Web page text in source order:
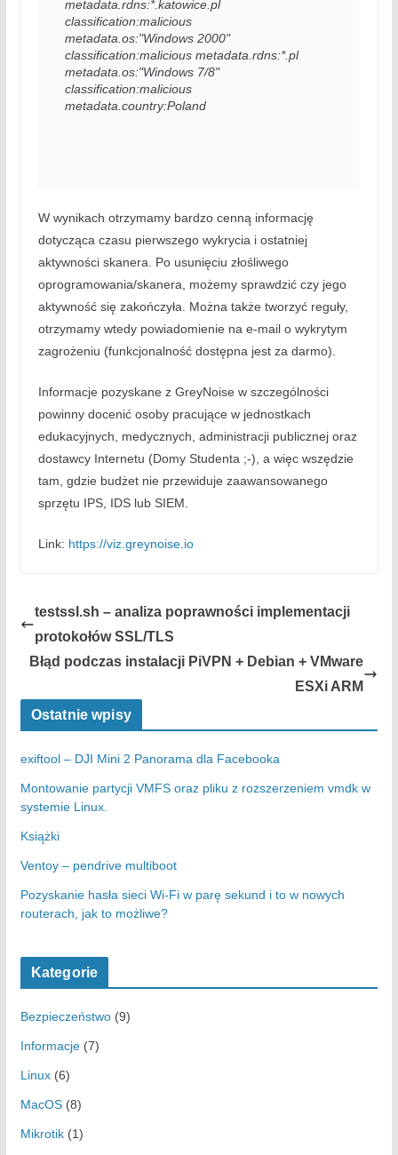
metadata.rdns:*.katowice.pl
classification:malicious
metadata.os:"Windows 2000"
classification:malicious metadata.rdns:*.pl
metadata.os:"Windows 7/8"
classification:malicious
metadata.country:Poland
W wynikach otrzymamy bardzo cenną informację
dotycząca czasu pierwszego wykrycia i ostatniej
aktywności skanera. Po usunięciu złośliwego
oprogramowania/skanera, możemy sprawdzić czy jego
aktywność się zakończyła. Można także tworzyć reguły,
otrzymamy wtedy powiadomienie na e-mail o wykrytym
zagrożeniu (funkcjonalność dostępna jest za darmo).
Informacje pozyskane z GreyNoise w szczególności
powinny docenić osoby pracujące w jednostkach
edukacyjnych, medycznych, administracji publicznej oraz
dostawcy Internetu (Domy Studenta ;-), a więc wszędzie
tam, gdzie budżet nie przewiduje zaawansowanego
sprzętu IPS, IDS lub SIEM.
Link: https://viz.greynoise.io
testssl.sh – analiza poprawności implementacji
protokołów SSL/TLS
Błąd podczas instalacji PiVPN + Debian + VMware
ESXi ARM
Ostatnie wpisy
exiftool – DJI Mini 2 Panorama dla Facebooka
Montowanie partycji VMFS oraz pliku z rozszerzeniem vmdk w
systemie Linux.
Książki
Ventoy – pendrive multiboot
Pozyskanie hasła sieci Wi-Fi w parę sekund i to w nowych
routerach, jak to możliwe?
Kategorie
Bezpieczeństwo(9)
Informacje(7)
Linux(6)
MacOS(8)
Mikrotik(1)